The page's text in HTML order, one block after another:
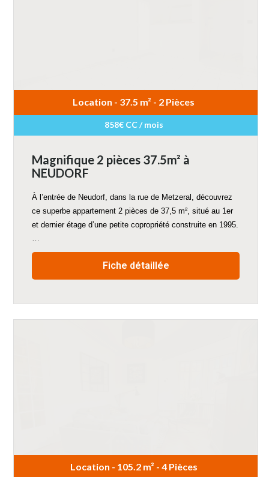
Location - 37.5 m² - 2 Pièces
858€ CC / mois
Magnifique 2 pièces 37.5m² à
NEUDORF
À l’entrée de Neudorf, dans la rue de Metzeral, découvrez
ce superbe appartement 2 pièces de 37,5 m², situé au 1er
et dernier étage d’une petite copropriété construite en 1995.
…
Fiche détaillée
Location - 105.2 m² - 4 Pièces